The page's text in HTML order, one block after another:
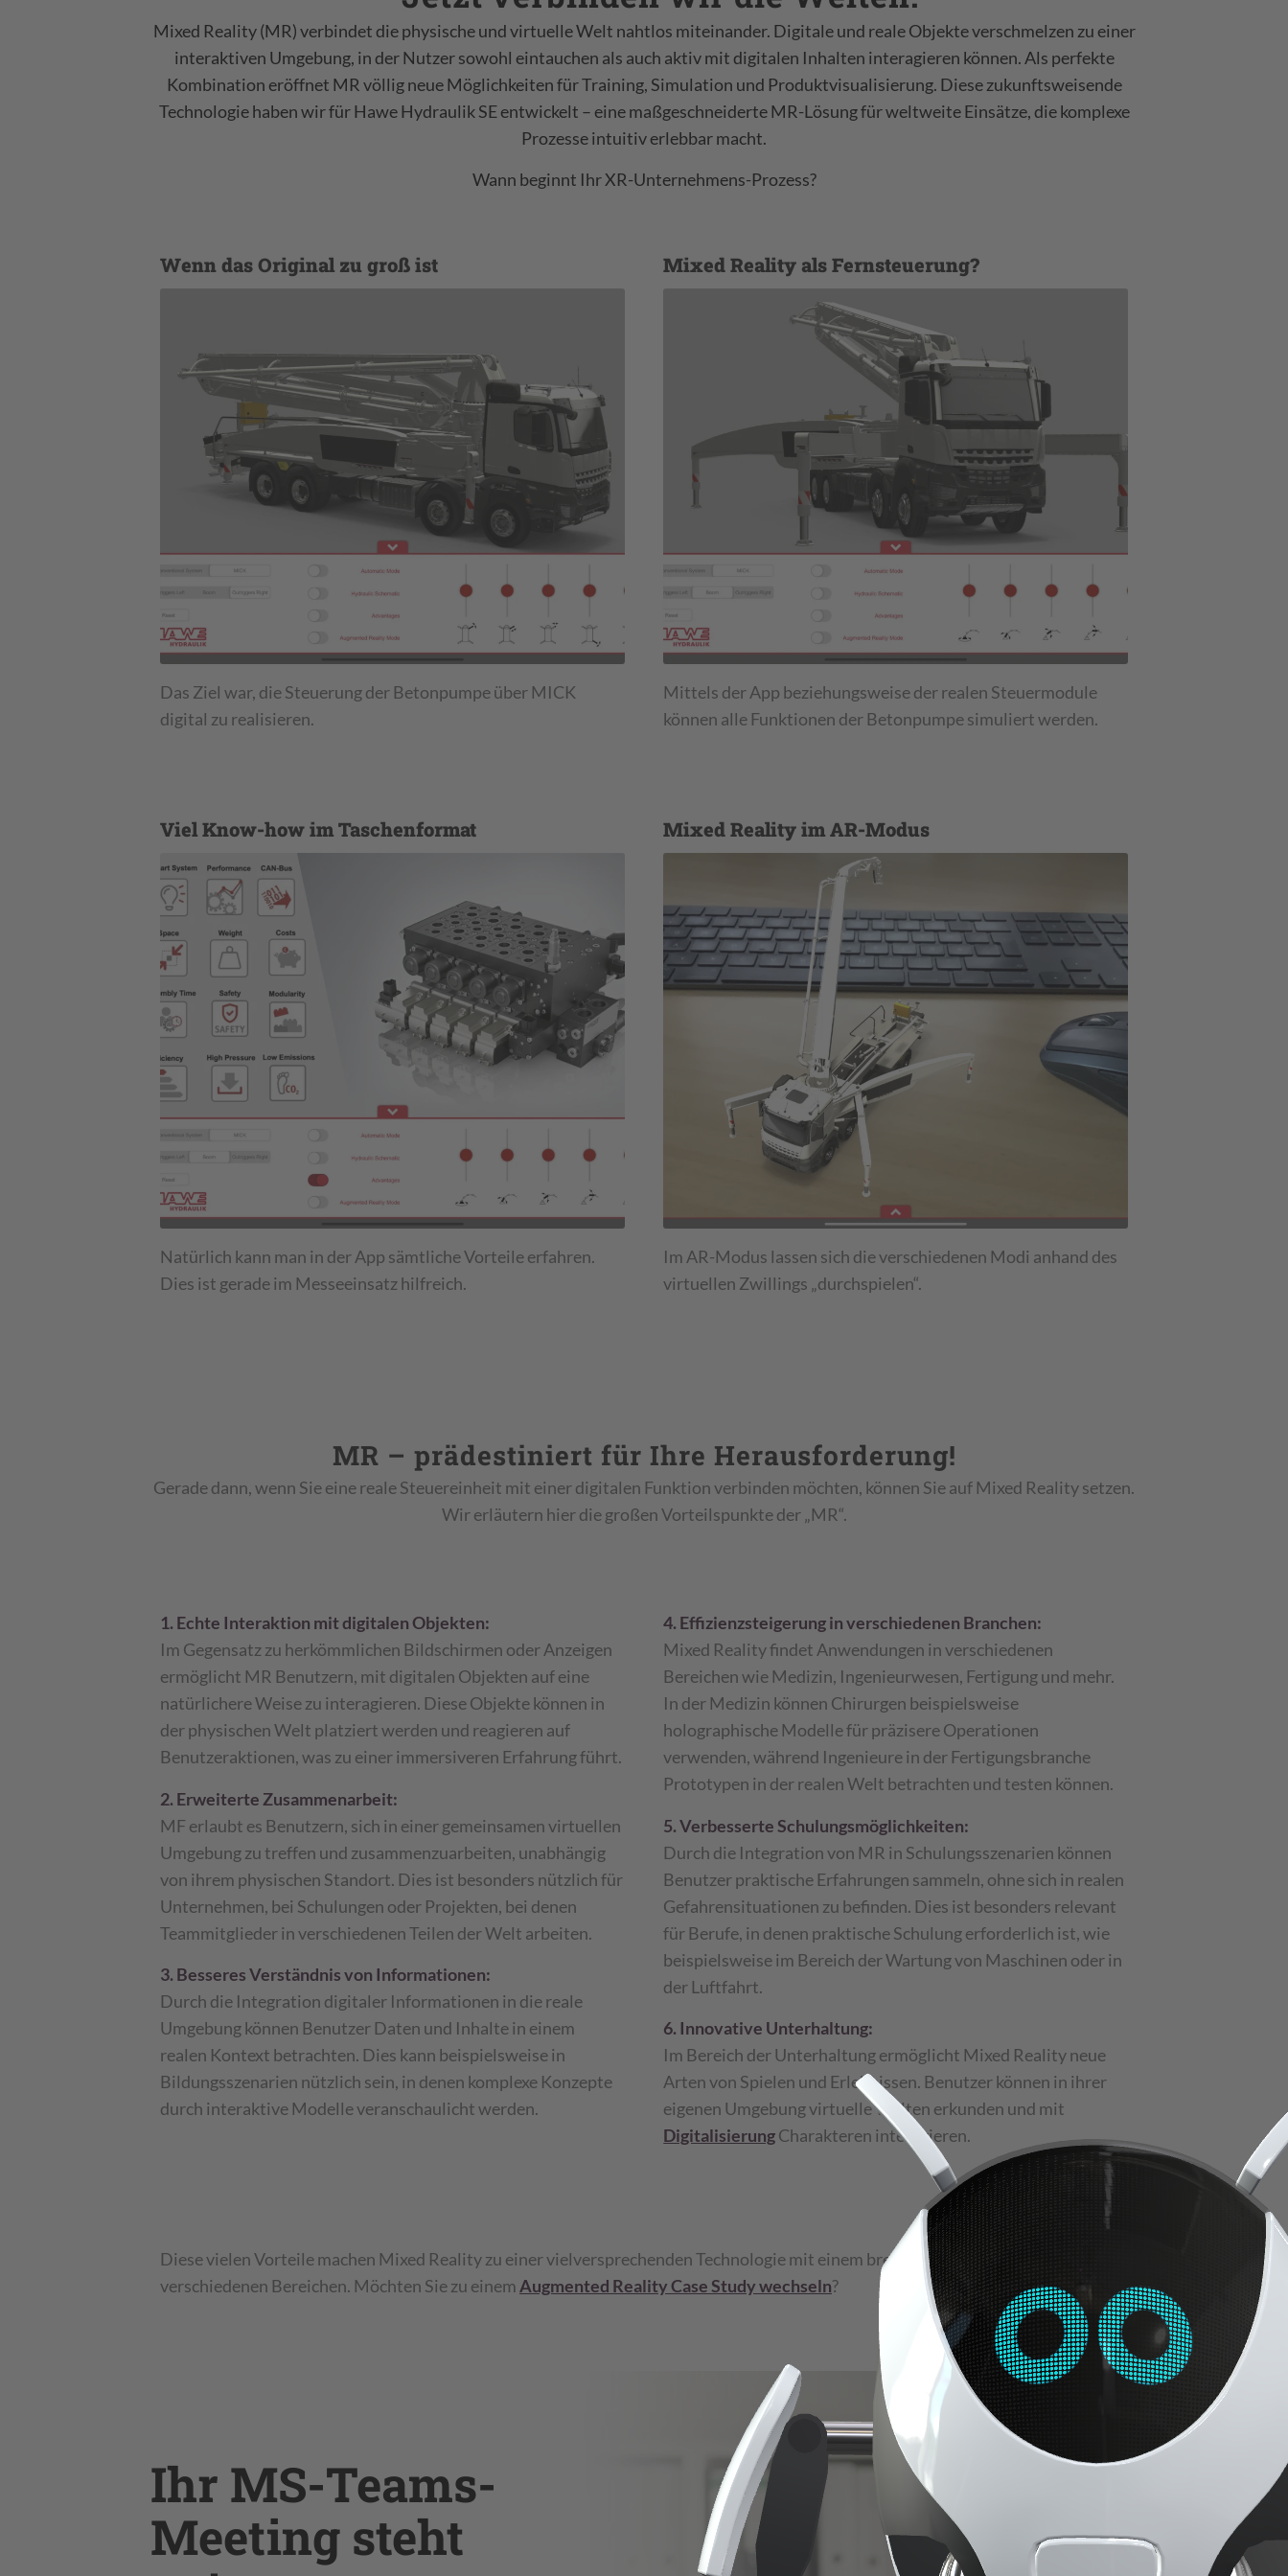
Mixed Reality (MR) verbindet die physische und virtuelle Welt nahtlos miteinander. Digitale und reale Objekte verschmelzen zu einer
interaktiven Umgebung, in der Nutzer sowohl eintauchen als auch aktiv mit digitalen Inhalten interagieren können. Als perfekte
Kombination eröffnet MR völlig neue Möglichkeiten für Training, Simulation und Produktvisualisierung. Diese zukunftsweisende
Technologie haben wir für Hawe Hydraulik SE entwickelt – eine maßgeschneiderte MR-Lösung für weltweite Einsätze, die komplexe
Prozesse intuitiv erlebbar macht.
Wann beginnt Ihr XR-Unternehmens-Prozess?
Wenn das Original zu groß ist
Das Ziel war, die Steuerung der Betonpumpe über MICK
digital zu realisieren.
Mixed Reality als Fernsteuerung?
Mittels der App beziehungsweise der realen Steuermodule
können alle Funktionen der Betonpumpe simuliert werden.
Viel Know-how im Taschenformat
Natürlich kann man in der App sämtliche Vorteile erfahren.
Dies ist gerade im Messeeinsatz hilfreich.
Mixed Reality im AR-Modus
Im AR-Modus lassen sich die verschiedenen Modi anhand des
virtuellen Zwillings „durchspielen“.
MR – prädestiniert für Ihre Herausforderung!
Gerade dann, wenn Sie eine reale Steuereinheit mit einer digitalen Funktion verbinden möchten, können Sie auf Mixed Reality setzen.
Wir erläutern hier die großen Vorteilspunkte der „MR“.
1. Echte Interaktion mit digitalen Objekten:
Im Gegensatz zu herkömmlichen Bildschirmen oder Anzeigen
ermöglicht MR Benutzern, mit digitalen Objekten auf eine
natürlichere Weise zu interagieren. Diese Objekte können in
der physischen Welt platziert werden und reagieren auf
Benutzeraktionen, was zu einer immersiveren Erfahrung führt.
2. Erweiterte Zusammenarbeit:
MF erlaubt es Benutzern, sich in einer gemeinsamen virtuellen
Umgebung zu treffen und zusammenzuarbeiten, unabhängig
von ihrem physischen Standort. Dies ist besonders nützlich für
Unternehmen, bei Schulungen oder Projekten, bei denen
Teammitglieder in verschiedenen Teilen der Welt arbeiten.
3. Besseres Verständnis von Informationen:
Durch die Integration digitaler Informationen in die reale
Umgebung können Benutzer Daten und Inhalte in einem
realen Kontext betrachten. Dies kann beispielsweise in
Bildungsszenarien nützlich sein, in denen komplexe Konzepte
durch interaktive Modelle veranschaulicht werden.
4. Effizienzsteigerung in verschiedenen Branchen:
Mixed Reality findet Anwendungen in verschiedenen
Bereichen wie Medizin, Ingenieurwesen, Fertigung und mehr.
In der Medizin können Chirurgen beispielsweise
holographische Modelle für präzisere Operationen
verwenden, während Ingenieure in der Fertigungsbranche
Prototypen in der realen Welt betrachten und testen können.
5. Verbesserte Schulungsmöglichkeiten:
Durch die Integration von MR in Schulungsszenarien können
Benutzer praktische Erfahrungen sammeln, ohne sich in realen
Gefahrensituationen zu befinden. Dies ist besonders relevant
für Berufe, in denen praktische Schulung erforderlich ist, wie
beispielsweise im Bereich der Wartung von Maschinen oder in
der Luftfahrt.
6. Innovative Unterhaltung:
Im Bereich der Unterhaltung ermöglicht Mixed Reality neue
Arten von Spielen und Erlebnissen. Benutzer können in ihrer
eigenen Umgebung virtuelle Welten erkunden und mit
DigitalisierungCharakteren interagieren.
Diese vielen Vorteile machen Mixed Reality zu einer vielversprechenden Technologie mit einem breiten Anwendungsspektrum in
verschiedenen Bereichen. Möchten Sie zu einemAugmented Reality Case Study wechseln?
Ihr MS-Teams-
Meeting steht